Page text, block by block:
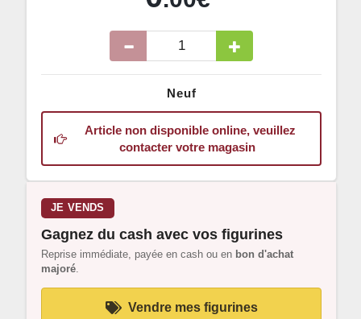
Neuf
Article non disponible online, veuillez
contacter votre magasin
JE VENDS
Gagnez du cash avec vos figurines
Reprise immédiate, payée en cash ou en bon d'achat
majoré.
Vendre mes figurines